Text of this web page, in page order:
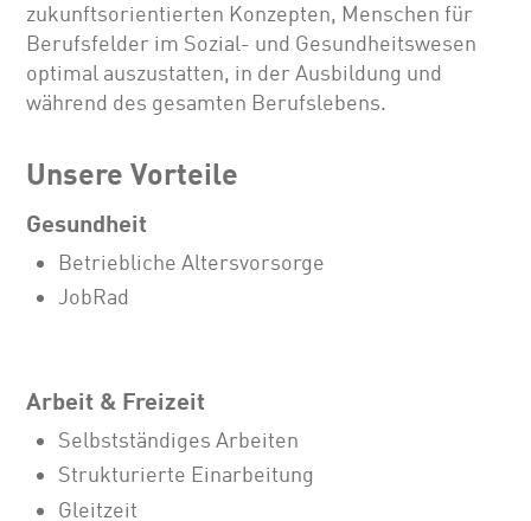
zukunftsorientierten Konzepten, Menschen für
Berufsfelder im Sozial- und Gesundheitswesen
optimal auszustatten, in der Ausbildung und
während des gesamten Berufslebens.
Unsere Vorteile
Gesundheit
Betriebliche Altersvorsorge
JobRad
Arbeit & Freizeit
Selbstständiges Arbeiten
Strukturierte Einarbeitung
Gleitzeit